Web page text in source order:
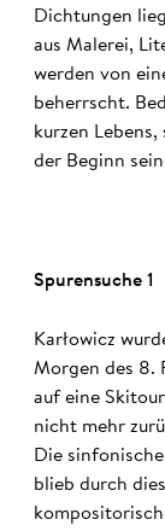
Dichtungen
aus Malerei,
werden von
beherrscht.
kurzen
der Beginn
Spurensuche 1
Karłowicz
Morgen des 8.
auf eine
nicht mehr
Die
blieb durch